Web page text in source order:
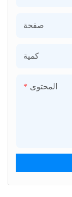
صفحة
كمية
المحتوى